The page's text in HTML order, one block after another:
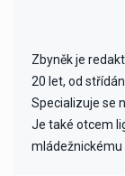
Zbyněk je
20 let, od
Specializuje se
Je také otcem
mládežnickému